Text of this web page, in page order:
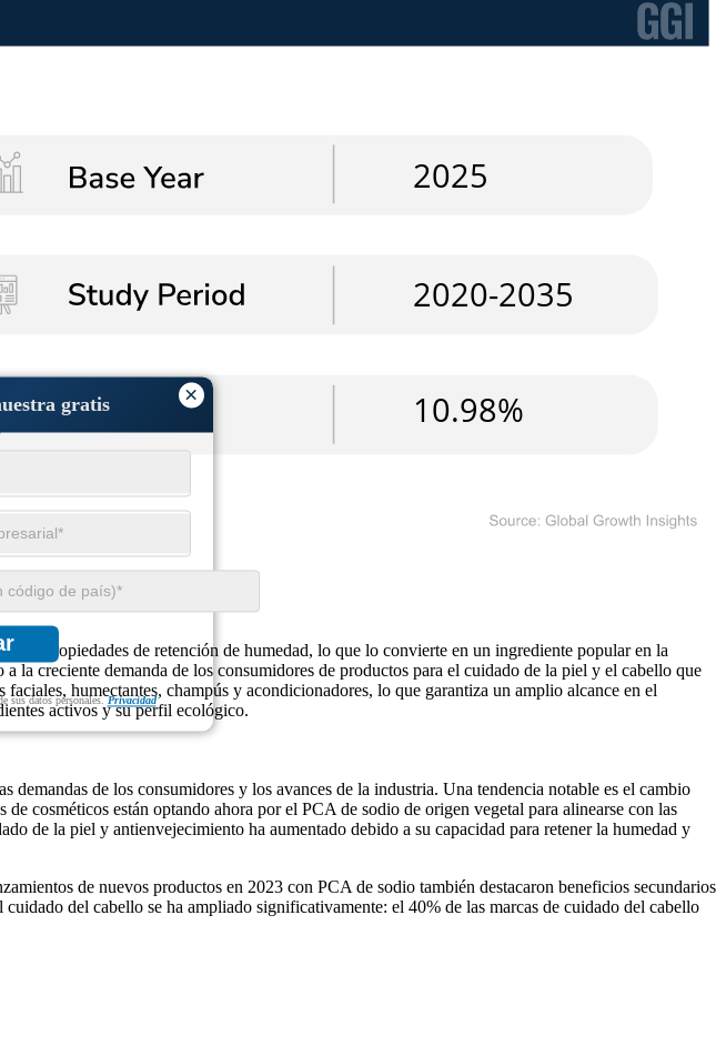
×
gratis
sus datos personales.Privacidad
propiedades de retención de humedad, lo que lo convierte en un ingrediente popular en la
la creciente demanda de los consumidores de productos para el cuidado de la piel y el cabello que
humectantes, champús y acondicionadores, lo que garantiza un amplio alcance en el
activos y su perfil ecológico.
de los consumidores y los avances de la industria. Una tendencia notable es el cambio
cosméticos están optando ahora por el PCA de sodio de origen vegetal para alinearse con las
de la piel y antienvejecimiento ha aumentado debido a su capacidad para retener la humedad y
de nuevos productos en 2023 con PCA de sodio también destacaron beneficios secundarios
del cabello se ha ampliado significativamente: el 40% de las marcas de cuidado del cabello